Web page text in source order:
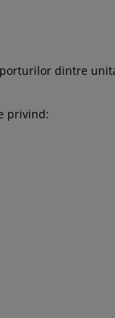
dintre
privind: